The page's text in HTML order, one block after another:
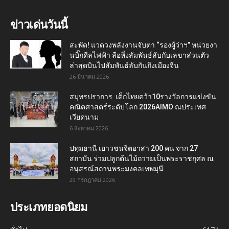
ข่าวเด่นวันนี้
สะพัด! แวดวงพลังงานจับตา “รองผู้ว่าฯ” หน่วยงา
นบิ๊กดีลไฟฟ้า ลือหึ่งสัมพันธ์ลับกับเลขาส่วนตัว
ล่าสุดบินไปสัมพันธ์ลับกันถึงเมืองจีน
26 มีนาคม 2026
สมุทรปราการ เด็กไทยคว้า10รางวัลการแข่งขัน
คณิตศาสตร์ระดับโลก 2026AIMO ณประเทศ
เวียดนาม
6 สิงหาคม 2026
ปทุมธานี เยาวชนจิตอาสา 200 คน จาก 27
สถาบัน ร่วมปลูกต้นไม้ถวายเป็นพระราชกุศล ณ
อนุสรณ์สถานพระมงคลเทพมุนี
29 กรกฎาคม 2026
ประเภทยอดนิยม